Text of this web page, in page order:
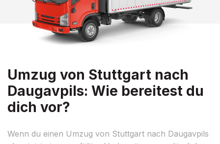
Umzug von Stuttgart nach
Daugavpils: Wie bereitest du
dich vor?
Wenn du einen Umzug von Stuttgart nach Daugavpils